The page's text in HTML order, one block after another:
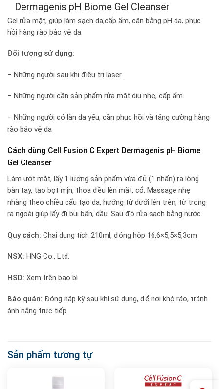
Dermagenis pH Biome Gel Cleanser
Gel rửa mặt, giúp làm sạch da,cấp ẩm, cân bằng pH da, phục
hồi hàng rào bảo vệ da.
Đối tượng sử dụng:
– Những người sau khi điều trị laser.
– Những người cần sản phẩm rửa mặt dịu nhẹ, cấp ẩm.
– Những người có làn da yếu, cần phục hồi và tăng cường hàng
rào bảo vệ da
Cách dùng Cell Fusion C Expert Dermagenis pH Biome
Gel Cleanser
Làm ướt mặt, lấy 1 lượng sản phẩm vừa đủ (1 nhấn) ra lòng
bàn tay, tạo bọt mịn, thoa đều lên mặt, cổ. Massage nhẹ
nhàng theo chiều cấu tạo da, hướng từ dưới lên trên, từ trong
ra ngoài giúp lấy đi bụi bẩn, dầu. Sau đó rửa sạch bằng nước.
Quy cách: Chai dung tích 210ml, đóng hộp 16,6×5,5×5,3cm
NSX: HNG Co., Ltd.
HSD: Xem trên bao bì
Bảo quản: Đóng nắp kỹ sau khi sử dụng, để nơi khô ráo, tránh
ánh nắng trực tiếp.
Sản phẩm tương tự